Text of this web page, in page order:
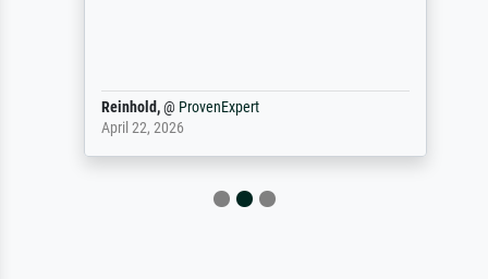
Reinhold, @ProvenExpert
April 22, 2026